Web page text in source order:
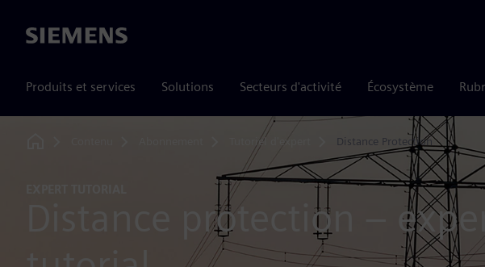
Siemens
Produits et services Solutions Secteurs d'activité Écosystème
Tutoriel d'expert Distance Protection
Distance protection –